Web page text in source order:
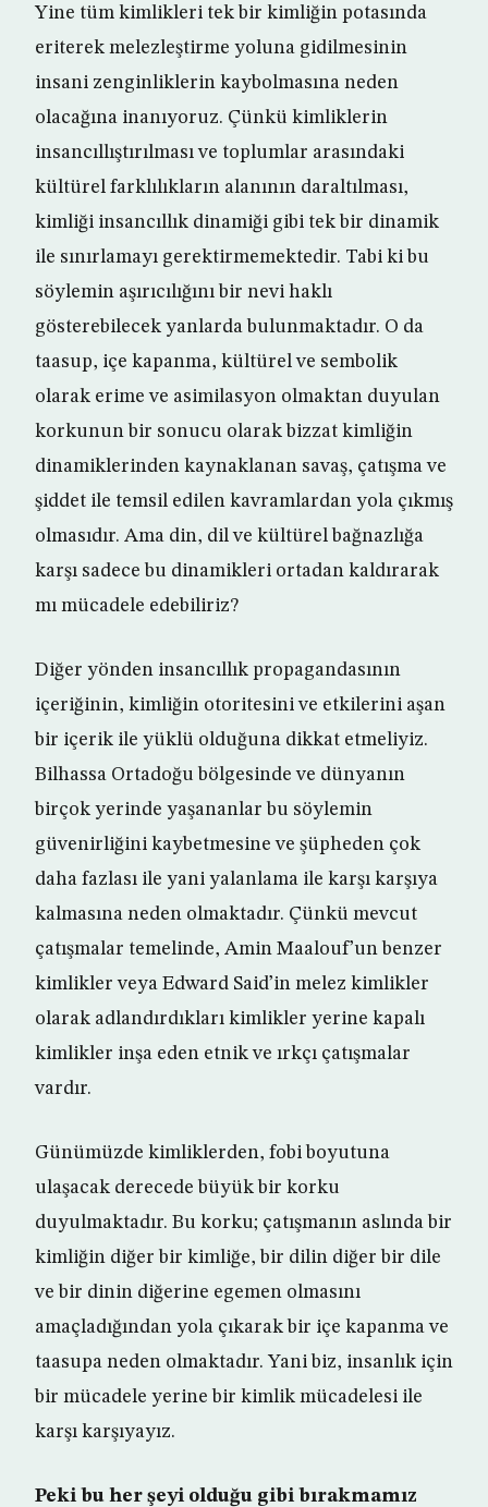
Yine tüm kimlikleri tek bir kimliğin potasında
eriterek melezleştirme yoluna gidilmesinin
insani zenginliklerin kaybolmasına neden
olacağına inanıyoruz. Çünkü kimliklerin
insancıllıştırılması ve toplumlar arasındaki
kültürel farklılıkların alanının daraltılması,
kimliği insancıllık dinamiği gibi tek bir dinamik
ile sınırlamayı gerektirmemektedir. Tabi ki bu
söylemin aşırıcılığını bir nevi haklı
gösterebilecek yanlarda bulunmaktadır. O da
taasup, içe kapanma, kültürel ve sembolik
olarak erime ve asimilasyon olmaktan duyulan
korkunun bir sonucu olarak bizzat kimliğin
dinamiklerinden kaynaklanan savaş, çatışma ve
şiddet ile temsil edilen kavramlardan yola çıkmış
olmasıdır. Ama din, dil ve kültürel bağnazlığa
karşı sadece bu dinamikleri ortadan kaldırarak
mı mücadele edebiliriz?
Diğer yönden insancıllık propagandasının
içeriğinin, kimliğin otoritesini ve etkilerini aşan
bir içerik ile yüklü olduğuna dikkat etmeliyiz.
Bilhassa Ortadoğu bölgesinde ve dünyanın
birçok yerinde yaşananlar bu söylemin
güvenirliğini kaybetmesine ve şüpheden çok
daha fazlası ile yani yalanlama ile karşı karşıya
kalmasına neden olmaktadır. Çünkü mevcut
çatışmalar temelinde, Amin Maalouf’un benzer
kimlikler veya Edward Said’in melez kimlikler
olarak adlandırdıkları kimlikler yerine kapalı
kimlikler inşa eden etnik ve ırkçı çatışmalar
vardır.
Günümüzde kimliklerden, fobi boyutuna
ulaşacak derecede büyük bir korku
duyulmaktadır. Bu korku; çatışmanın aslında bir
kimliğin diğer bir kimliğe, bir dilin diğer bir dile
ve bir dinin diğerine egemen olmasını
amaçladığından yola çıkarak bir içe kapanma ve
taasupa neden olmaktadır. Yani biz, insanlık için
bir mücadele yerine bir kimlik mücadelesi ile
karşı karşıyayız.
Peki bu her şeyi olduğu gibi bırakmamız